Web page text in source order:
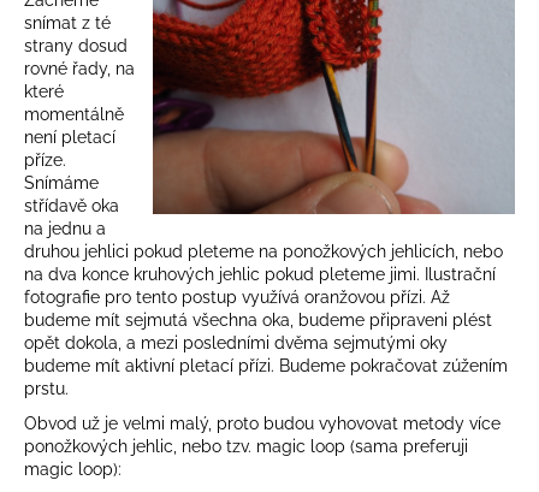
snímat z té
strany dosud
rovné řady, na
které
momentálně
není pletací
příze.
Snímáme
střídavě oka
na jednu a
druhou jehlici pokud pleteme na ponožkových jehlicích, nebo
na dva konce kruhových jehlic pokud pleteme jimi. Ilustrační
fotografie pro tento postup využívá oranžovou přízi. Až
budeme mít sejmutá všechna oka, budeme připraveni plést
opět dokola, a mezi posledními dvěma sejmutými oky
budeme mít aktivní pletací přízi. Budeme pokračovat zúžením
prstu.
Obvod už je velmi malý, proto budou vyhovovat metody více
ponožkových jehlic, nebo tzv. magic loop (sama preferuji
magic loop):